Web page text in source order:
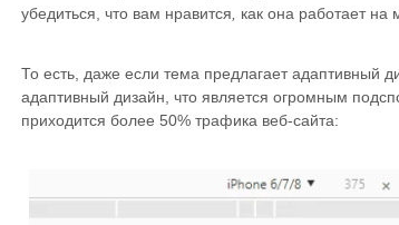
убедиться, что вам нравится
как она работает на
То есть, даже если тема предлагает адаптивный
адаптивный дизайн, что является огромным
приходится более 50% трафика веб-сайта: